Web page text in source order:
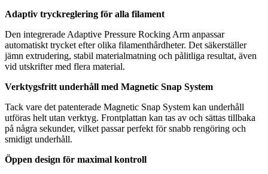
Adaptiv tryckreglering för alla filament
Den integrerade Adaptive Pressure Rocking Arm anpassar
automatiskt trycket efter olika filamenthårdheter. Det säkerställer
jämn extrudering, stabil materialmatning och pålitliga resultat, även
vid utskrifter med flera material.
Verktygsfritt underhåll med Magnetic Snap System
Tack vare det patenterade Magnetic Snap System kan underhåll
utföras helt utan verktyg. Frontplattan kan tas av och sättas tillbaka
på några sekunder, vilket passar perfekt för snabb rengöring och
smidigt underhåll.
Öppen design för maximal kontroll